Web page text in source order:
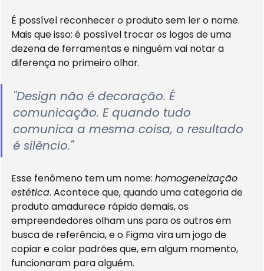
É possível reconhecer o produto sem ler o nome.
Mais que isso: é possível trocar os logos de uma
dezena de ferramentas e ninguém vai notar a
diferença no primeiro olhar.
"Design não é decoração. É
comunicação. E quando tudo
comunica a mesma coisa, o resultado
é silêncio."
Esse fenômeno tem um nome: homogeneização
estética. Acontece que, quando uma categoria de
produto amadurece rápido demais, os
empreendedores olham uns para os outros em
busca de referência, e o Figma vira um jogo de
copiar e colar padrões que, em algum momento,
funcionaram para alguém.